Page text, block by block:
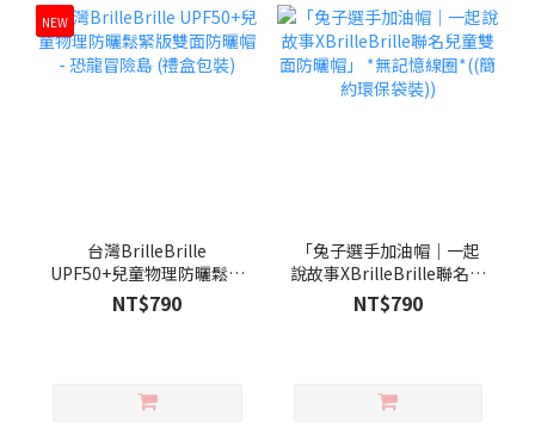
NEW
台灣BrilleBrille
UPF50+兒童物理防曬鬆緊
版雙面防曬帽 - 恐龍冒險島
(禮盒包裝)
NT$790
「兔子選手加油帽｜一起
說故事XBrilleBrille聯名兒
童雙面防曬帽」 *無記憶線
圈*((簡約環保袋裝))
NT$790